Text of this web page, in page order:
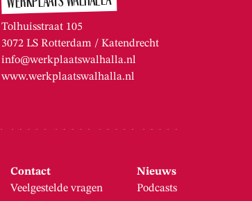
Tolhuisstraat 105
3072 LS Rotterdam / Katendrecht
info@werkplaatswalhalla.nl
www.werkplaatswalhalla.nl
Contact
Veelgestelde vragen
Nieuws
Podcasts